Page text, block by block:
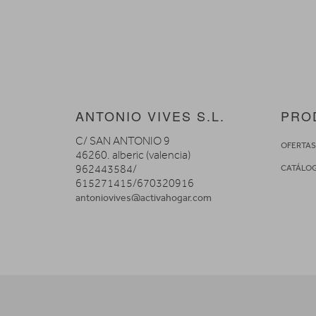
ANTONIO VIVES S.L.
C/ SAN ANTONIO 9
46260. alberic (valencia)
962443584/
615271415/670320916
antoniovives@activahogar.com
OFERTAS